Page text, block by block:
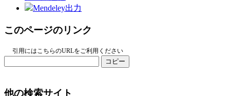
Mendeley出力
このページのリンク
引用にはこちらのURLをご利用ください
コピー
他の検索サイト